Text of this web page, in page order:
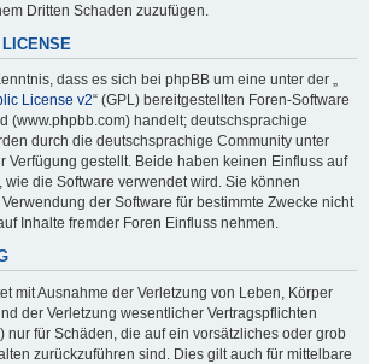
Dritten Schaden zuzufügen.
dass es sich bei phpBB um eine unter der „
License v2“ (GPL) bereitgestellten Foren-Software
(www.phpbb.com) handelt; deutschsprachige
durch die deutschsprachige Community unter
Verfügung gestellt. Beide haben keinen Einfluss auf
wie die Software verwendet wird. Sie können
der Software für bestimmte Zwecke nicht
Inhalte fremder Foren Einfluss nehmen.
mit Ausnahme der Verletzung von Leben, Körper
der Verletzung wesentlicher Vertragspflichten
nur für Schäden, die auf ein vorsätzliches oder grob
zurückzuführen sind. Dies gilt auch für mittelbare